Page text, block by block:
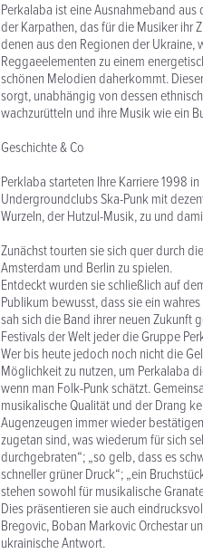
Perkalaba ist eine Ausnahmeband
der Karpathen, das für die Musiker ihr
denen aus den Regionen der Ukraine,
Reggaeelementen zu einem
schönen Melodien daherkommt.
sorgt, unabhängig von dessen
wachzurütteln und ihre Musik wie ein
Geschichte & Co
Perklaba starteten Ihre Karriere 1998
Undergroundclubs Ska-Punk mit
Wurzeln, der Hutzul-Musik, zu und
Zunächst tourten sie sich quer durch
Amsterdam und Berlin zu spielen.
Entdeckt wurden sie schließlich auf
Publikum bewusst, dass sie ein
sah sich die Band ihrer neuen Zukunft
Festivals der Welt jeder die Gruppe
Wer bis heute jedoch noch nicht die
Möglichkeit zu nutzen, um Perkalaba
wenn man Folk-Punk schätzt.
musikalische Qualität und der Drang
Augenzeugen immer wieder
zugetan sind, was wiederum für sich
durchgebraten“; „so gelb, dass es
schneller grüner Druck“; „ein
stehen sowohl für musikalische
Dies präsentieren sie auch
Bregovic, Boban Markovic Orchestar
ukrainische Antwort.